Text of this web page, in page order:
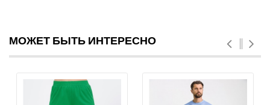
МОЖЕТ БЫТЬ ИНТЕРЕСНО